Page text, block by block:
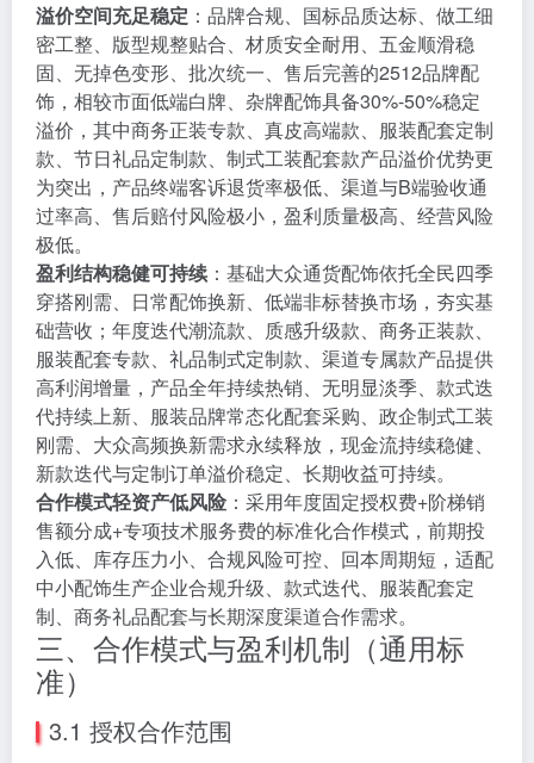
溢价空间充足稳定 ：品牌合规、国标品质达标、做工细
密工整、版型规整贴合、材质安全耐用、五金顺滑稳
固、无掉色变形、批次统一、售后完善的2512品牌配
饰，相较市面低端白牌、杂牌配饰具备30%-50%稳定
溢价，其中商务正装专款、真皮高端款、服装配套定制
款、节日礼品定制款、制式工装配套款产品溢价优势更
为突出，产品终端客诉退货率极低、渠道与B端验收通
过率高、售后赔付风险极小，盈利质量极高、经营风险
极低。
盈利结构稳健可持续 ：基础大众通货配饰依托全民四季
穿搭刚需、日常配饰换新、低端非标替换市场，夯实基
础营收；年度迭代潮流款、质感升级款、商务正装款、
服装配套专款、礼品制式定制款、渠道专属款产品提供
高利润增量，产品全年持续热销、无明显淡季、款式迭
代持续上新、服装品牌常态化配套采购、政企制式工装
刚需、大众高频换新需求永续释放，现金流持续稳健、
新款迭代与定制订单溢价稳定、长期收益可持续。
合作模式轻资产低风险：采用年度固定授权费+阶梯销
售额分成+专项技术服务费的标准化合作模式，前期投
入低、库存压力小、合规风险可控、回本周期短，适配
中小配饰生产企业合规升级、款式迭代、服装配套定
制、商务礼品配套与长期深度渠道合作需求。
三、合作模式与盈利机制（通用标
准）
3.1 授权合作范围